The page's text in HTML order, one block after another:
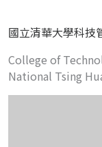
國立清華大學科技
College of
National Tsing